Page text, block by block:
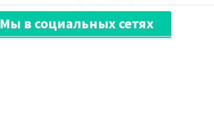
Мы в социальных сетях